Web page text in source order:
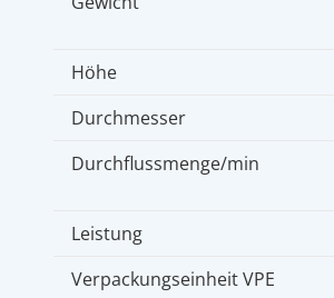
Höhe
Durchmesser
Durchflussmenge/min
Leistung
Verpackungseinheit VPE